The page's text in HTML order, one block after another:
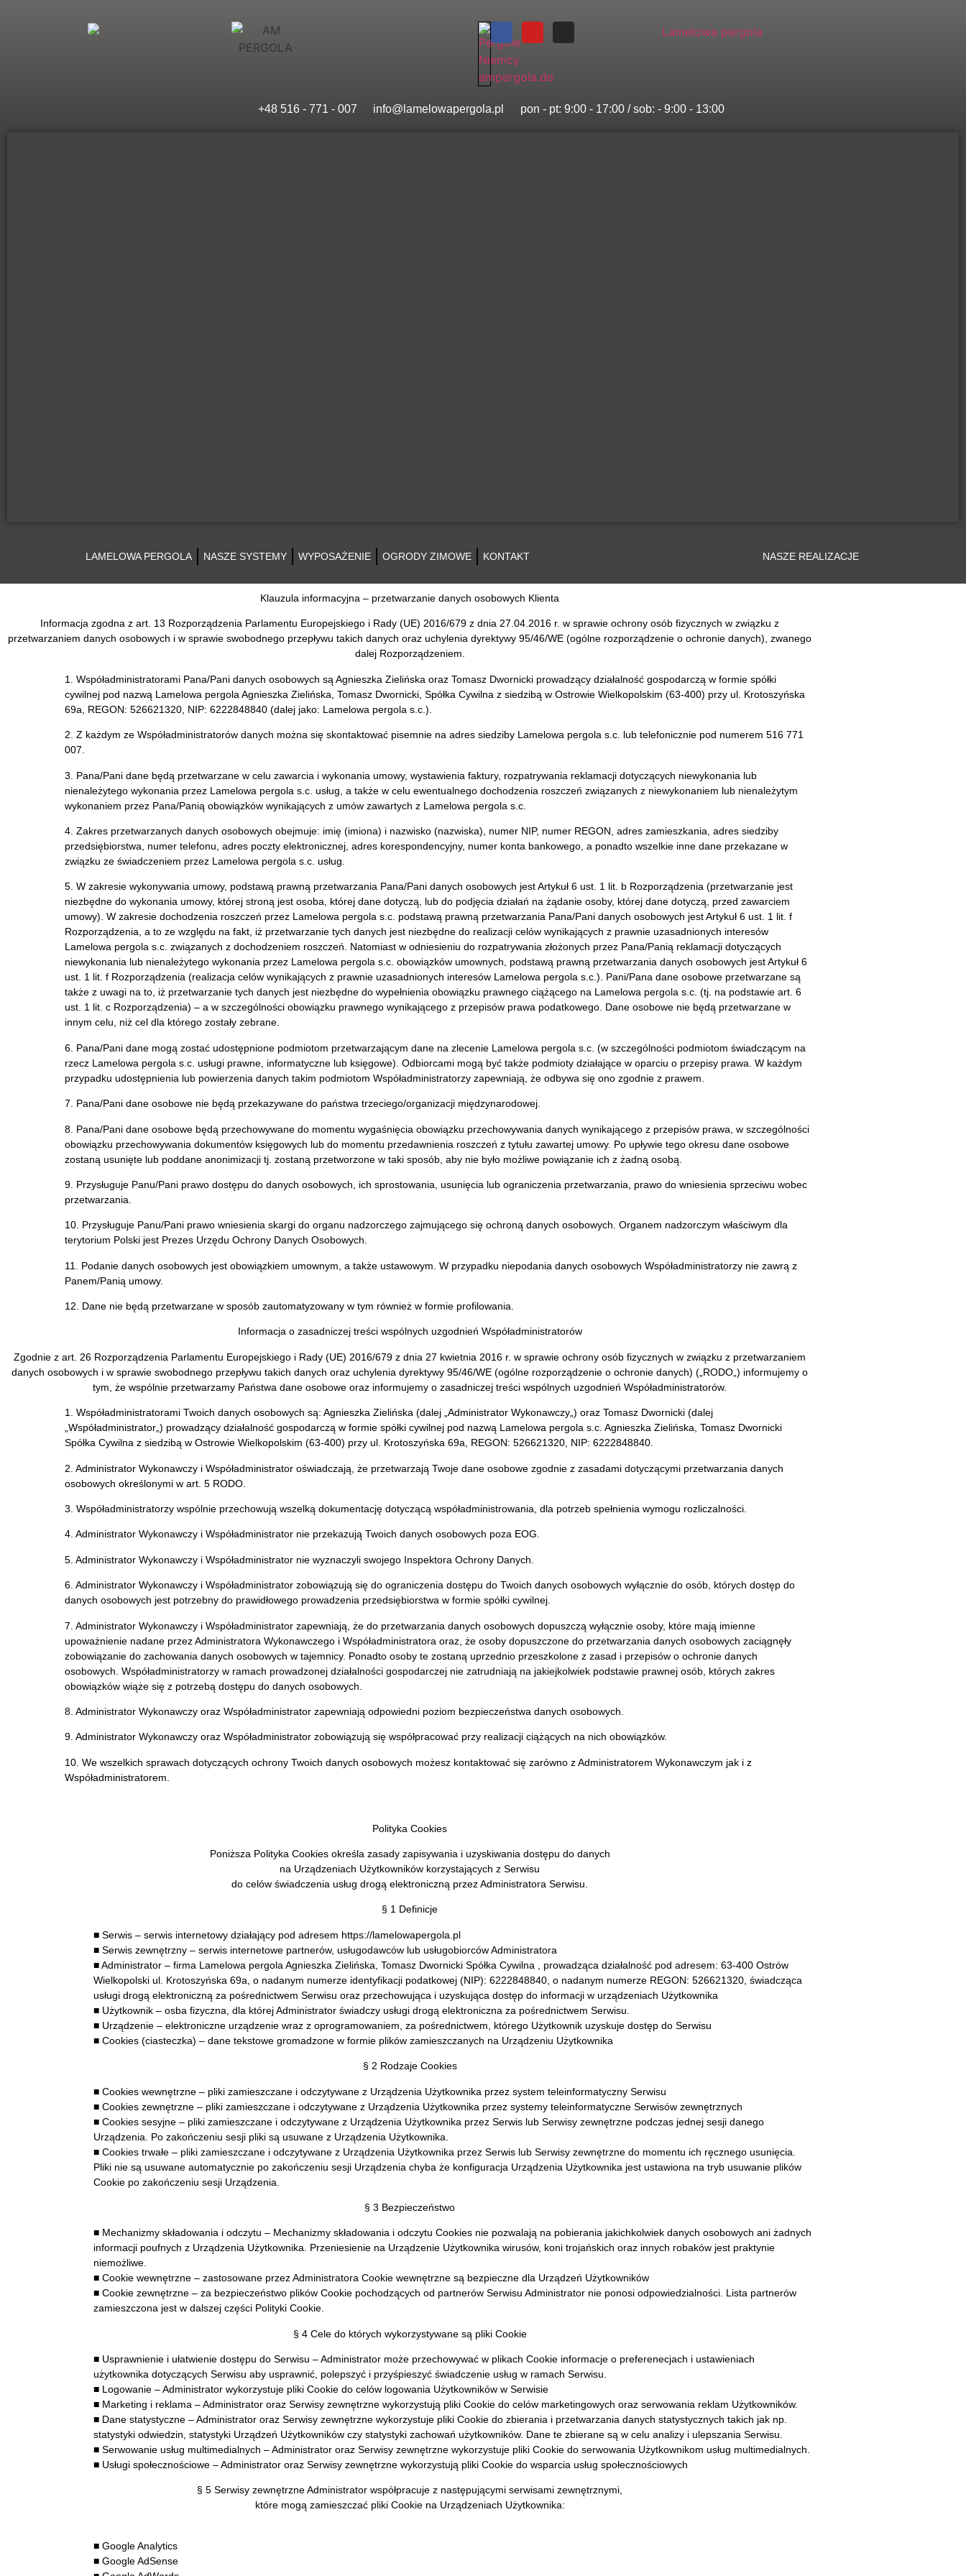
+48 516 - 771 - 007 info@lamelowapergola.pl pon - pt: 9:00 - 17:00 / sob: - 9:00 - 13:00
Pergola
ZADASZENIA TARASÓW
LAMELOWA PERGOLA NASZE SYSTEMY WYPOSAŻENIE OGRODY ZIMOWE KONTAKT NASZE REALIZACJE
Klauzula informacyjna – przetwarzanie danych osobowych Klienta
Informacja zgodna z art. 13 Rozporządzenia Parlamentu Europejskiego i Rady (UE) 2016/679 z dnia 27.04.2016 r. w sprawie ochrony osób fizycznych w związku z
przetwarzaniem danych osobowych i w sprawie swobodnego przepływu takich danych oraz uchylenia dyrektywy 95/46/WE (ogólne rozporządzenie o ochronie danych), zwanego
dalej Rozporządzeniem.
1. Współadministratorami Pana/Pani danych osobowych są Agnieszka Zielińska oraz Tomasz Dwornicki prowadzący działalność gospodarczą w formie spółki
cywilnej pod nazwą Lamelowa pergola Agnieszka Zielińska, Tomasz Dwornicki, Spółka Cywilna z siedzibą w Ostrowie Wielkopolskim (63-400) przy ul. Krotoszyńska
69a, REGON: 526621320, NIP: 6222848840 (dalej jako: Lamelowa pergola s.c.).
2. Z każdym ze Współadministratorów danych można się skontaktować pisemnie na adres siedziby Lamelowa pergola s.c. lub telefonicznie pod numerem 516 771
007.
3. Pana/Pani dane będą przetwarzane w celu zawarcia i wykonania umowy, wystawienia faktury, rozpatrywania reklamacji dotyczących niewykonania lub
nienależytego wykonania przez Lamelowa pergola s.c. usług, a także w celu ewentualnego dochodzenia roszczeń związanych z niewykonaniem lub nienależytym
wykonaniem przez Pana/Panią obowiązków wynikających z umów zawartych z Lamelowa pergola s.c.
4. Zakres przetwarzanych danych osobowych obejmuje: imię (imiona) i nazwisko (nazwiska), numer NIP, numer REGON, adres zamieszkania, adres siedziby
przedsiębiorstwa, numer telefonu, adres poczty elektronicznej, adres korespondencyjny, numer konta bankowego, a ponadto wszelkie inne dane przekazane w
związku ze świadczeniem przez Lamelowa pergola s.c. usług.
5. W zakresie wykonywania umowy, podstawą prawną przetwarzania Pana/Pani danych osobowych jest Artykuł 6 ust. 1 lit. b Rozporządzenia (przetwarzanie jest
niezbędne do wykonania umowy, której stroną jest osoba, której dane dotyczą, lub do podjęcia działań na żądanie osoby, której dane dotyczą, przed zawarciem
umowy). W zakresie dochodzenia roszczeń przez Lamelowa pergola s.c. podstawą prawną przetwarzania Pana/Pani danych osobowych jest Artykuł 6 ust. 1 lit. f
Rozporządzenia, a to ze względu na fakt, iż przetwarzanie tych danych jest niezbędne do realizacji celów wynikających z prawnie uzasadnionych interesów
Lamelowa pergola s.c. związanych z dochodzeniem roszczeń. Natomiast w odniesieniu do rozpatrywania złożonych przez Pana/Panią reklamacji dotyczących
niewykonania lub nienależytego wykonania przez Lamelowa pergola s.c. obowiązków umownych, podstawą prawną przetwarzania danych osobowych jest Artykuł 6
ust. 1 lit. f Rozporządzenia (realizacja celów wynikających z prawnie uzasadnionych interesów Lamelowa pergola s.c.). Pani/Pana dane osobowe przetwarzane są
także z uwagi na to, iż przetwarzanie tych danych jest niezbędne do wypełnienia obowiązku prawnego ciążącego na Lamelowa pergola s.c. (tj. na podstawie art. 6
ust. 1 lit. c Rozporządzenia) – a w szczególności obowiązku prawnego wynikającego z przepisów prawa podatkowego. Dane osobowe nie będą przetwarzane w
innym celu, niż cel dla którego zostały zebrane.
6. Pana/Pani dane mogą zostać udostępnione podmiotom przetwarzającym dane na zlecenie Lamelowa pergola s.c. (w szczególności podmiotom świadczącym na
rzecz Lamelowa pergola s.c. usługi prawne, informatyczne lub księgowe). Odbiorcami mogą być także podmioty działające w oparciu o przepisy prawa. W każdym
przypadku udostępnienia lub powierzenia danych takim podmiotom Współadministratorzy zapewniają, że odbywa się ono zgodnie z prawem.
7. Pana/Pani dane osobowe nie będą przekazywane do państwa trzeciego/organizacji międzynarodowej.
8. Pana/Pani dane osobowe będą przechowywane do momentu wygaśnięcia obowiązku przechowywania danych wynikającego z przepisów prawa, w szczególności
obowiązku przechowywania dokumentów księgowych lub do momentu przedawnienia roszczeń z tytułu zawartej umowy. Po upływie tego okresu dane osobowe
zostaną usunięte lub poddane anonimizacji tj. zostaną przetworzone w taki sposób, aby nie było możliwe powiązanie ich z żadną osobą.
9. Przysługuje Panu/Pani prawo dostępu do danych osobowych, ich sprostowania, usunięcia lub ograniczenia przetwarzania, prawo do wniesienia sprzeciwu wobec
przetwarzania.
10. Przysługuje Panu/Pani prawo wniesienia skargi do organu nadzorczego zajmującego się ochroną danych osobowych. Organem nadzorczym właściwym dla
terytorium Polski jest Prezes Urzędu Ochrony Danych Osobowych.
11. Podanie danych osobowych jest obowiązkiem umownym, a także ustawowym. W przypadku niepodania danych osobowych Współadministratorzy nie zawrą z
Panem/Panią umowy.
12. Dane nie będą przetwarzane w sposób zautomatyzowany w tym również w formie profilowania.
Informacja o zasadniczej treści wspólnych uzgodnień Współadministratorów
Zgodnie z art. 26 Rozporządzenia Parlamentu Europejskiego i Rady (UE) 2016/679 z dnia 27 kwietnia 2016 r. w sprawie ochrony osób fizycznych w związku z przetwarzaniem
danych osobowych i w sprawie swobodnego przepływu takich danych oraz uchylenia dyrektywy 95/46/WE (ogólne rozporządzenie o ochronie danych) („RODO„) informujemy o
tym, że wspólnie przetwarzamy Państwa dane osobowe oraz informujemy o zasadniczej treści wspólnych uzgodnień Współadministratorów.
1. Współadministratorami Twoich danych osobowych są: Agnieszka Zielińska (dalej „Administrator Wykonawczy„) oraz Tomasz Dwornicki (dalej
„Współadministrator„) prowadzący działalność gospodarczą w formie spółki cywilnej pod nazwą Lamelowa pergola s.c. Agnieszka Zielińska, Tomasz Dwornicki
Spółka Cywilna z siedzibą w Ostrowie Wielkopolskim (63-400) przy ul. Krotoszyńska 69a, REGON: 526621320, NIP: 6222848840.
2. Administrator Wykonawczy i Współadministrator oświadczają, że przetwarzają Twoje dane osobowe zgodnie z zasadami dotyczącymi przetwarzania danych
osobowych określonymi w art. 5 RODO.
3. Współadministratorzy wspólnie przechowują wszelką dokumentację dotyczącą współadministrowania, dla potrzeb spełnienia wymogu rozliczalności.
4. Administrator Wykonawczy i Współadministrator nie przekazują Twoich danych osobowych poza EOG.
5. Administrator Wykonawczy i Współadministrator nie wyznaczyli swojego Inspektora Ochrony Danych.
6. Administrator Wykonawczy i Współadministrator zobowiązują się do ograniczenia dostępu do Twoich danych osobowych wyłącznie do osób, których dostęp do
danych osobowych jest potrzebny do prawidłowego prowadzenia przedsiębiorstwa w formie spółki cywilnej.
7. Administrator Wykonawczy i Współadministrator zapewniają, że do przetwarzania danych osobowych dopuszczą wyłącznie osoby, które mają imienne
upoważnienie nadane przez Administratora Wykonawczego i Współadministratora oraz, że osoby dopuszczone do przetwarzania danych osobowych zaciągnęły
zobowiązanie do zachowania danych osobowych w tajemnicy. Ponadto osoby te zostaną uprzednio przeszkolone z zasad i przepisów o ochronie danych
osobowych. Współadministratorzy w ramach prowadzonej działalności gospodarczej nie zatrudniają na jakiejkolwiek podstawie prawnej osób, których zakres
obowiązków wiąże się z potrzebą dostępu do danych osobowych.
8. Administrator Wykonawczy oraz Współadministrator zapewniają odpowiedni poziom bezpieczeństwa danych osobowych.
9. Administrator Wykonawczy oraz Współadministrator zobowiązują się współpracować przy realizacji ciążących na nich obowiązków.
10. We wszelkich sprawach dotyczących ochrony Twoich danych osobowych możesz kontaktować się zarówno z Administratorem Wykonawczym jak i z
Współadministratorem.
Polityka Cookies
Poniższa Polityka Cookies określa zasady zapisywania i uzyskiwania dostępu do danych
na Urządzeniach Użytkowników korzystających z Serwisu
do celów świadczenia usług drogą elektroniczną przez Administratora Serwisu.
§ 1 Definicje
■ Serwis – serwis internetowy działający pod adresem https://lamelowapergola.pl
■ Serwis zewnętrzny – serwis internetowe partnerów, usługodawców lub usługobiorców Administratora
■ Administrator – firma Lamelowa pergola Agnieszka Zielińska, Tomasz Dwornicki Spółka Cywilna , prowadząca działalność pod adresem: 63-400 Ostrów
Wielkopolski ul. Krotoszyńska 69a, o nadanym numerze identyfikacji podatkowej (NIP): 6222848840, o nadanym numerze REGON: 526621320, świadcząca
usługi drogą elektroniczną za pośrednictwem Serwisu oraz przechowująca i uzyskująca dostęp do informacji w urządzeniach Użytkownika
■ Użytkownik – osba fizyczna, dla której Administrator świadczy usługi drogą elektroniczna za pośrednictwem Serwisu.
■ Urządzenie – elektroniczne urządzenie wraz z oprogramowaniem, za pośrednictwem, którego Użytkownik uzyskuje dostęp do Serwisu
■ Cookies (ciasteczka) – dane tekstowe gromadzone w formie plików zamieszczanych na Urządzeniu Użytkownika
§ 2 Rodzaje Cookies
■ Cookies wewnętrzne – pliki zamieszczane i odczytywane z Urządzenia Użytkownika przez system teleinformatyczny Serwisu
■ Cookies zewnętrzne – pliki zamieszczane i odczytywane z Urządzenia Użytkownika przez systemy teleinformatyczne Serwisów zewnętrznych
■ Cookies sesyjne – pliki zamieszczane i odczytywane z Urządzenia Użytkownika przez Serwis lub Serwisy zewnętrzne podczas jednej sesji danego
Urządzenia. Po zakończeniu sesji pliki są usuwane z Urządzenia Użytkownika.
■ Cookies trwałe – pliki zamieszczane i odczytywane z Urządzenia Użytkownika przez Serwis lub Serwisy zewnętrzne do momentu ich ręcznego usunięcia.
Pliki nie są usuwane automatycznie po zakończeniu sesji Urządzenia chyba że konfiguracja Urządzenia Użytkownika jest ustawiona na tryb usuwanie plików
Cookie po zakończeniu sesji Urządzenia.
§ 3 Bezpieczeństwo
■ Mechanizmy składowania i odczytu – Mechanizmy składowania i odczytu Cookies nie pozwalają na pobierania jakichkolwiek danych osobowych ani żadnych
informacji poufnych z Urządzenia Użytkownika. Przeniesienie na Urządzenie Użytkownika wirusów, koni trojańskich oraz innych robaków jest praktynie
niemożliwe.
■ Cookie wewnętrzne – zastosowane przez Administratora Cookie wewnętrzne są bezpieczne dla Urządzeń Użytkowników
■ Cookie zewnętrzne – za bezpieczeństwo plików Cookie pochodzących od partnerów Serwisu Administrator nie ponosi odpowiedzialności. Lista partnerów
zamieszczona jest w dalszej części Polityki Cookie.
§ 4 Cele do których wykorzystywane są pliki Cookie
■ Usprawnienie i ułatwienie dostępu do Serwisu – Administrator może przechowywać w plikach Cookie informacje o preferenecjach i ustawieniach
użytkownika dotyczących Serwisu aby usprawnić, polepszyć i przyśpieszyć świadczenie usług w ramach Serwisu.
■ Logowanie – Administrator wykorzystuje pliki Cookie do celów logowania Użytkowników w Serwisie
■ Marketing i reklama – Administrator oraz Serwisy zewnętrzne wykorzystują pliki Cookie do celów marketingowych oraz serwowania reklam Użytkowników.
■ Dane statystyczne – Administrator oraz Serwisy zewnętrzne wykorzystuje pliki Cookie do zbierania i przetwarzania danych statystycznych takich jak np.
statystyki odwiedzin, statystyki Urządzeń Użytkowników czy statystyki zachowań użytkowników. Dane te zbierane są w celu analizy i ulepszania Serwisu.
■ Serwowanie usług multimedialnych – Administrator oraz Serwisy zewnętrzne wykorzystuje pliki Cookie do serwowania Użytkownikom usług multimedialnych.
■ Usługi społecznościowe – Administrator oraz Serwisy zewnętrzne wykorzystują pliki Cookie do wsparcia usług społecznościowych
§ 5 Serwisy zewnętrzneAdministrator współpracuje z następującymi serwisami zewnętrznymi,
które mogą zamieszczać pliki Cookie na Urządzeniach Użytkownika:
■ Google Analytics
■ Google AdSense